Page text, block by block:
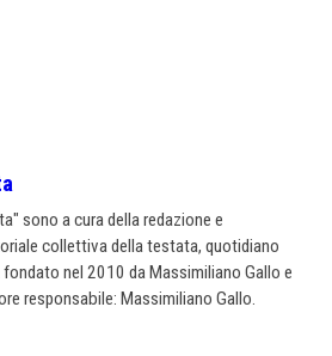
sono a cura della redazione e
collettiva della testata, quotidiano
nel 2010 da Massimiliano Gallo e
responsabile: Massimiliano Gallo.